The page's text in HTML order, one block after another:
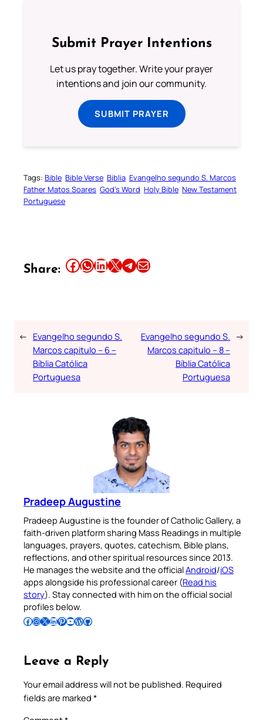
Submit Prayer Intentions
Let us pray together. Write your prayer
intentions and join our community.
SUBMIT PRAYER
Tags: Bible Bible Verse Biblia Evangelho segundo S. Marcos
Father Matos Soares God’s Word Holy Bible New Testament
Portuguese
Share: Share this article on Facebook Share this article on WhatsApp Share this article on LinkedIn Share this article on X Share this article on TelegramEmail this Article
← Evangelho segundo S.
Marcos capitulo – 6 –
Bíblia Católica
Portuguesa
Evangelho segundo S.
Marcos capitulo – 8 –
Bíblia Católica
Portuguesa
→
Pradeep Augustine
Pradeep Augustine is the founder of Catholic Gallery, a
faith-driven platform sharing Mass Readings in multiple
languages, prayers, quotes, catechism, Bible plans,
reflections, and other spiritual resources since 2013.
He manages the website and the officialAndroid/iOS
apps alongside his professional career (Read his
story). Stay connected with him on the official social
profiles below.
Follow Pradeep on Facebook Follow Pradeep on InstagramFollow Pradeep on X Follow Pradeep on LinkedIn Follow Pradeep on Pinterest Subscribe to Pradeep’s Youtube Channel Follow Pradeep on WordPress Follow Pradeep on GitHub
Leave a Reply
Your email address will not be published. Required
fields are marked *